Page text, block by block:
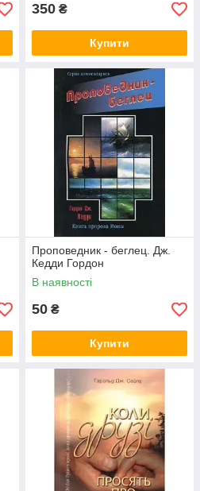
350 ₴
Купити
Проповедник - беглец. Дж.
Кедди Гордон
В наявності
50 ₴
Купити